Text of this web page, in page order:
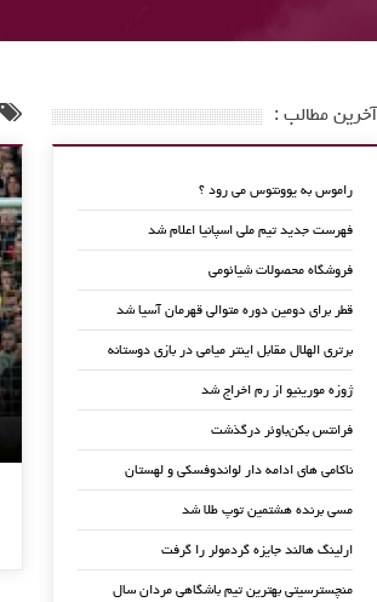
آخرین مطالب :
راموس به یوونتوس می رود ؟
فهرست جدید تیم ملی اسپانیا اعلام شد
فروشگاه محصولات شیائومی
قطر برای دومین دوره متوالی قهرمان آسیا شد
برتری الهلال مقابل اینتر میامی در بازی دوستانه
ژوزه مورینیو از رم اخراج شد
فرانتس بکن‌باوئر درگذشت
ناکامی های ادامه دار لواندوفسکی و لهستان
مسی برنده هشتمین توپ طلا شد
ارلینگ هالند جایزه گردمولر را گرفت
منچسترسیتی بهترین تیم باشگاهی مردان سال